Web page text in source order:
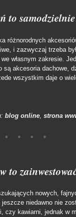
to samodzielnie
różnorodnych
i zazwyczaj trzeba
własnym zakresie.
akcesoria dachowe,
wszystkim daje o
blog online strona
to
nowych,
niedawno nie
czy kawiarni, jednak w